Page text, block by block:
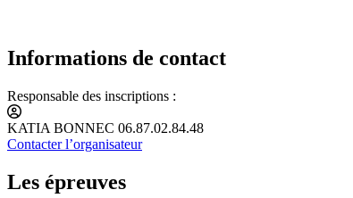
Informations de contact
Responsable des inscriptions :
KATIA BONNEC 06.87.02.84.48
Contacter l’organisateur
Les épreuves